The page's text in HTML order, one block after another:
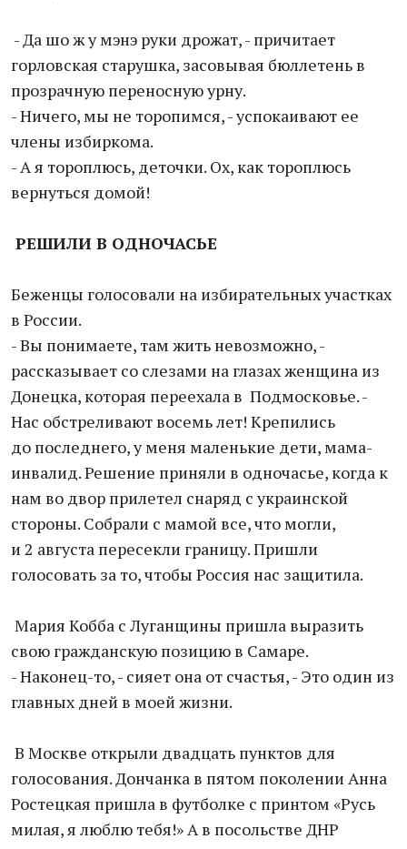
- Да шо ж у мэнэ руки дрожат, - причитает
горловская старушка, засовывая бюллетень в
прозрачную переносную урну.
- Ничего, мы не торопимся, - успокаивают ее
члены избиркома.
- А я тороплюсь, деточки. Ох, как тороплюсь
вернуться домой!
РЕШИЛИ В ОДНОЧАСЬЕ
Беженцы голосовали на избирательных участках
в России.
- Вы понимаете, там жить невозможно, -
рассказывает со слезами на глазах женщина из
Донецка, которая переехала в Подмосковье. -
Нас обстреливают восемь лет! Крепились
до последнего, у меня маленькие дети, мама-
инвалид. Решение приняли в одночасье, когда к
нам во двор прилетел снаряд с украинской
стороны. Собрали с мамой все, что могли,
и 2 августа пересекли границу. Пришли
голосовать за то, чтобы Россия нас защитила.
Мария Кобба с Луганщины пришла выразить
свою гражданскую позицию в Самаре.
- Наконец-то, - сияет она от счастья, - Это один из
главных дней в моей жизни.
В Москве открыли двадцать пунктов для
голосования. Дончанка в пятом поколении Анна
Ростецкая пришла в футболке с принтом «Русь
милая, я люблю тебя!» А в посольстве ДНР